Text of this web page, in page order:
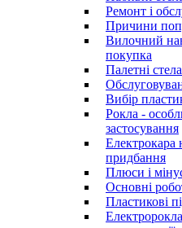
Ремонт і
Причини
Вилочний
покупка
Палетні
Вибір
Рокла -
застосування
Електрокара
придбання
Плюси і
Основні
Пластикові